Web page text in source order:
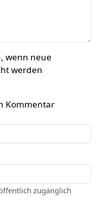
wenn neue
werden
Kommentar
zugänglich